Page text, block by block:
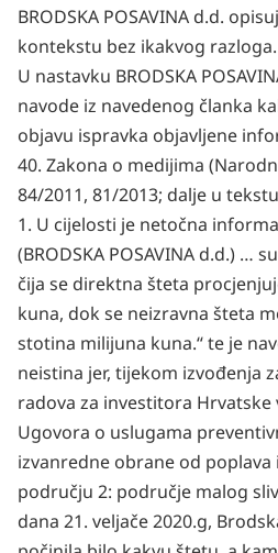
BRODSKA POSAVINA d.d.
kontekstu bez ikakvog razloga.
U nastavku BRODSKA
navode iz navedenog članka
objavu ispravka objavljene
40. Zakona o medijima
84/2011, 81/2013; dalje u
1. U cijelosti je netočna
(BRODSKA POSAVINA d.d.) …
čija se direktna šteta
kuna, dok se neizravna šteta
stotina milijuna kuna.“ te je
neistina jer, tijekom izvođenja
radova za investitora Hrvatske
Ugovora o uslugama
izvanredne obrane od
području 2: područje malog
dana 21. veljače 2020.g,